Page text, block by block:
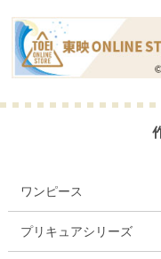
ワンピース
プリキュアシリーズ